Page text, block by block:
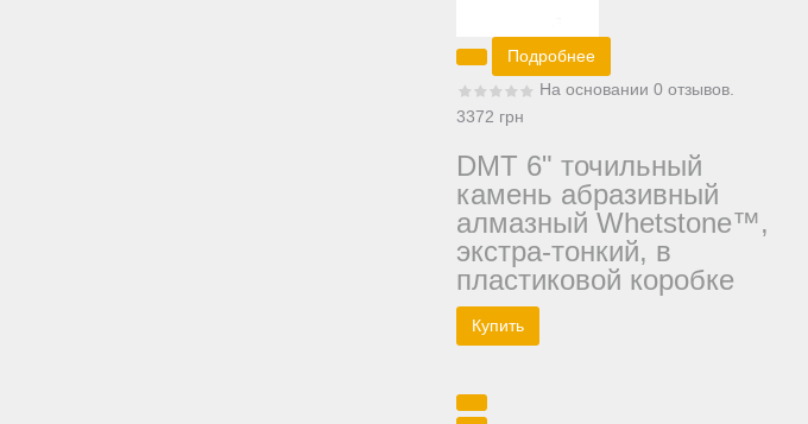
Подробнее
На основании 0 отзывов.
3372 грн
DMT 6" точильный
камень абразивный
алмазный Whetstone™,
экстра-тонкий, в
пластиковой коробке